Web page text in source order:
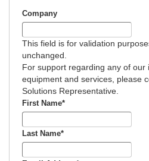
Company
This field is for validation
unchanged.
For support regarding any of our
equipment and services, please
Solutions Representative.
First Name*
Last Name*